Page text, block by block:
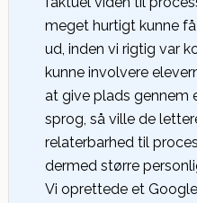
meget hurtigt kunne
ud, inden vi rigtig var
kunne involvere
at give plads gennem
sprog, så ville de
relaterbarhed til
dermed større
Vi oprettede et